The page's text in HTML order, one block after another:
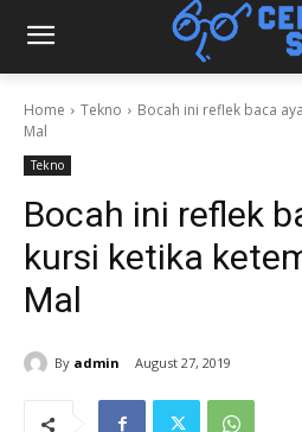
Home Tekno
Bocah ini reflek baca
Mal
Tekno
Bocah ini reflek
kursi ketika
Mal
By admin August 27, 2019